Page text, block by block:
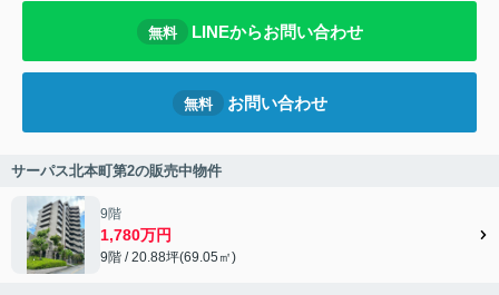
無料 LINEからお問い合わせ
無料 お問い合わせ
サーパス北本町第2の販売中物件
9階
1,780万円
9階 / 20.88坪(69.05㎡)